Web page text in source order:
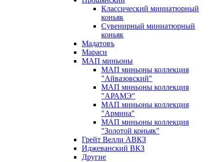
Классический миниатюрный
коньяк
Сувенирный миниатюрный
коньяк
Мадатовъ
Мараси
МАП миньоны
МАП миньоны коллекция
"Айвазовский"
МАП миньоны коллекция
"АРАМЭ"
МАП миньоны коллекция
"Армина"
МАП миньоны коллекция
"Золотой коньяк"
Грейт Велли АВКЗ
Иджеванский ВКЗ
Другие